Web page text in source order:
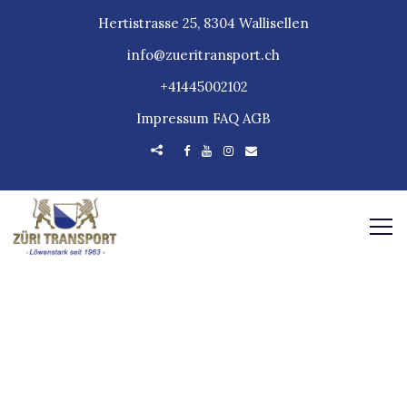
Hertistrasse 25, 8304 Wallisellen
info@zueritransport.ch
+41445002102
Impressum FAQ AGB